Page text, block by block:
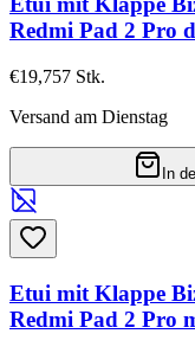
Redmi Pad 2 Pro
€19,757 Stk.
Versand am Dienstag
In
Etui mit Klappe
Redmi Pad 2 Pro